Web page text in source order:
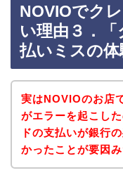
NOVIOでク
い理由３．
払いミスの体
実はNOVIOのお店
がエラーを起こし
ドの支払いが銀行
かったことが要因